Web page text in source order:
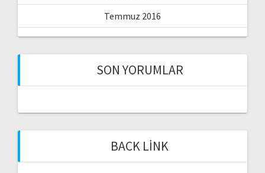
Temmuz 2016
SON YORUMLAR
BACK LINK